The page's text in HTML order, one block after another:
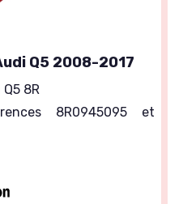
Q5 2008-2017
8R
8R0945095 et